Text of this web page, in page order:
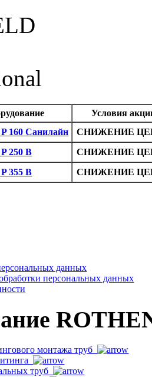
Условия
160 Санилайн
СНИЖЕНИЕ
250 B
СНИЖЕНИЕ
355 B СНИЖЕНИЕ
данных
персональных данных
монтажа труб
труб